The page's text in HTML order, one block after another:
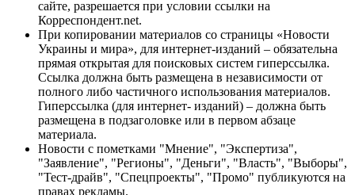
сайте, разрешается при условии ссылки на
Корреспондент.net.
При копировании материалов со страницы «Новости
Украины и мира», для интернет-изданий – обязательна
прямая открытая для поисковых систем гиперссылка.
Ссылка должна быть размещена в независимости от
полного либо частичного использования материалов.
Гиперссылка (для интернет- изданий) – должна быть
размещена в подзаголовке или в первом абзаце
материала.
Новости с пометками "Мнение", "Экспертиза",
"Заявление", "Регионы", "Деньги", "Власть", "Выборы",
"Тест-драйв", "Спецпроекты", "Промо" публикуются на
правах рекламы.